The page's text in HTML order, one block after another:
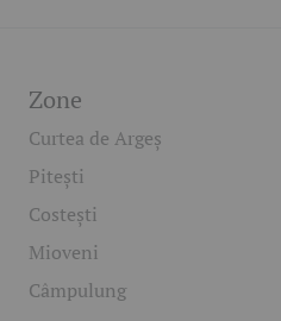
Zone
Curtea de Argeș
Pitești
Costești
Mioveni
Câmpulung